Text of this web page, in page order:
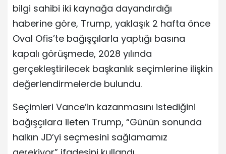
bilgi sahibi iki kaynağa dayandırdığı
haberine göre, Trump, yaklaşık 2 hafta önce
Oval Ofis’te bağışçılarla yaptığı basına
kapalı görüşmede, 2028 yılında
gerçekleştirilecek başkanlık seçimlerine ilişkin
değerlendirmelerde bulundu.
Seçimleri Vance’in kazanmasını istediğini
bağışçılara ileten Trump, “Günün sonunda
halkın JD’yi seçmesini sağlamamız